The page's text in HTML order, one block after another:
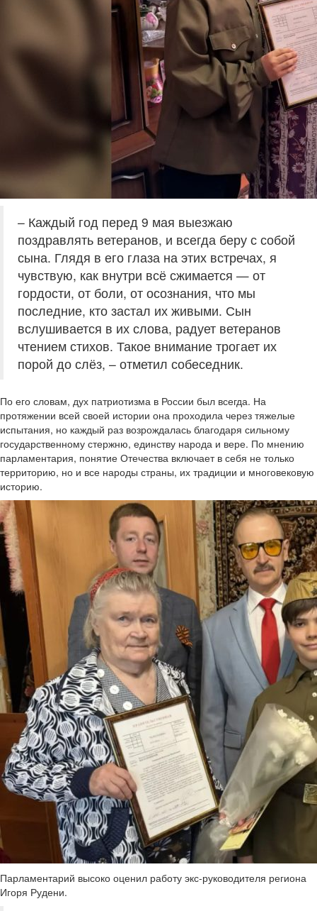
– Каждый год перед 9 мая выезжаю
поздравлять ветеранов, и всегда беру с собой
сына. Глядя в его глаза на этих встречах, я
чувствую, как внутри всё сжимается — от
гордости, от боли, от осознания, что мы
последние, кто застал их живыми. Сын
вслушивается в их слова, радует ветеранов
чтением стихов. Такое внимание трогает их
порой до слёз, – отметил собеседник.
По его словам, дух патриотизма в России был всегда. На
протяжении всей своей истории она проходила через тяжелые
испытания, но каждый раз возрождалась благодаря сильному
государственному стержню, единству народа и вере. По мнению
парламентария, понятие Отечества включает в себя не только
территорию, но и все народы страны, их традиции и многовековую
историю.
Парламентарий высоко оценил работу экс-руководителя региона
Игоря Рудени.